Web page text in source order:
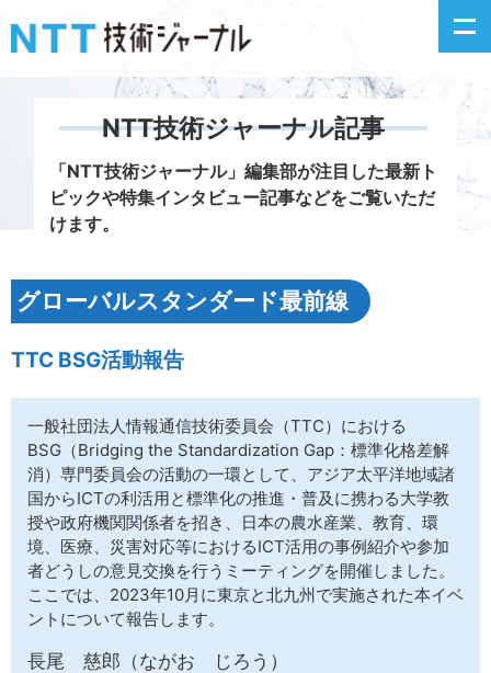
新着情報
掲載月毎記事
問い合わせ
サイトマップ
NTT技術ジャーナル記事
「NTT技術ジャーナル」編集部が注目した最新ト
ピックや特集インタビュー記事などをご覧いただ
けます。
グローバルスタンダード最前線
TTC BSG活動報告
一般社団法人情報通信技術委員会（TTC）における
BSG（Bridging the Standardization Gap：標準化格差解
消）専門委員会の活動の一環として、アジア太平洋地域諸
国からICTの利活用と標準化の推進・普及に携わる大学教
授や政府機関関係者を招き、日本の農水産業、教育、環
境、医療、災害対応等におけるICT活用の事例紹介や参加
者どうしの意見交換を行うミーティングを開催しました。
ここでは、2023年10月に東京と北九州で実施された本イベ
ントについて報告します。
長尾 慈郎（ながお じろう）